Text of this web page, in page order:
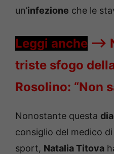
un’infezione che le
Leggi anche —->
triste sfogo
Rosolino: “Non
Nonostante questa
consiglio del medico
sport, Natalia Titova